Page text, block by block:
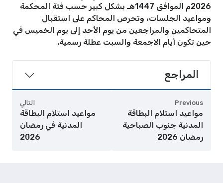
2026م الموافق 1447هـ بشكل كبير حسب فئة المحكمة
ومواعيد الجلسات، وتحرص المحاكم على استقبال
المتحاكمين والمراجعين من يوم الأحد إلى يوم الخميس في
حين تكون أيام الاجمعة والسبت عطلة رسمية.
المراجع
Previous
مواعيد استلام البطاقة
المدنية جنوب الصباحية
رمضان 2026
التالي
مواعيد استلام البطاقة
المدنية في رمضان
2026